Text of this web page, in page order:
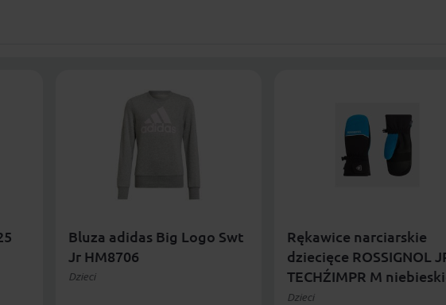
Bluza adidas Big Logo Swt
Jr HM8706
Dzieci
Rękawice narciarskie
dziecięce ROSSIGNOL
TECHŹIMPR M
Dzieci